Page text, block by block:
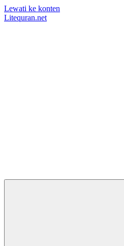
Lewati ke konten
Litequran.net